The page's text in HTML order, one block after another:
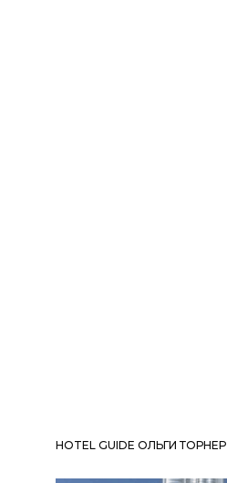
HOTEL GUIDE ОЛЬГИ ТОРНЕР